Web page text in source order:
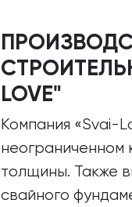
LOVE"
Компания «Svai-
неограниченном
толщины. Также
свайного